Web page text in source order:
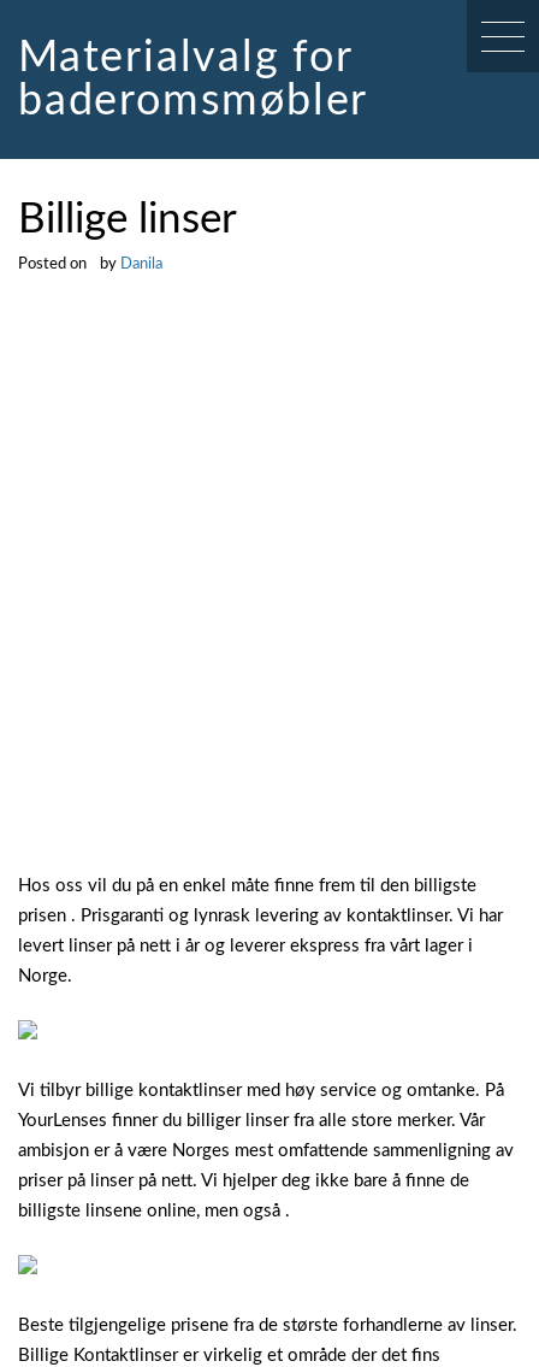
contentMaterialvalg for
baderomsmøbler
Billige linser
Posted on by Danila
Hos oss vil du på en enkel måte finne frem til den billigste
prisen . Prisgaranti og lynrask levering av kontaktlinser. Vi har
levert linser på nett i år og leverer ekspress fra vårt lager i
Norge.
Vi tilbyr billige kontaktlinser med høy service og omtanke. På
YourLenses finner du billiger linser fra alle store merker. Vår
ambisjon er å være Norges mest omfattende sammenligning av
priser på linser på nett. Vi hjelper deg ikke bare å finne de
billigste linsene online, men også .
Beste tilgjengelige prisene fra de største forhandlerne av linser.
Billige Kontaktlinser er virkelig et område der det fins